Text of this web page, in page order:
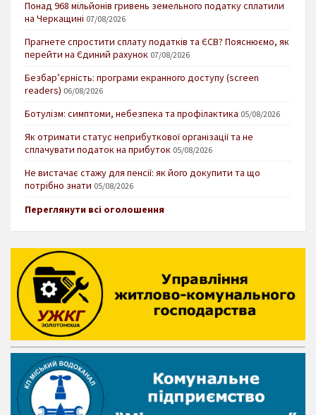
Понад 968 мільйонів гривень земельного податку сплатили
на Черкащині 07/08/2026
Прагнете спростити сплату податків та ЄСВ? Пояснюємо, як
перейти на Єдиний рахунок 07/08/2026
Безбар’єрність: програми екранного доступу (screen
readers) 06/08/2026
Ботулізм: симптоми, небезпека та профілактика 05/08/2026
Як отримати статус неприбуткової організації та не
сплачувати податок на прибуток 05/08/2026
Не вистачає стажу для пенсії: як його докупити та що
потрібно знати 05/08/2026
Переглянути всі оголошення